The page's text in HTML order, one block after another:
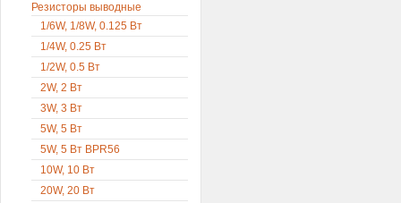
Резисторы выводные
1/6W, 1/8W, 0.125 Вт
1/4W, 0.25 Вт
1/2W, 0.5 Вт
2W, 2 Вт
3W, 3 Вт
5W, 5 Вт
5W, 5 Вт BPR56
10W, 10 Вт
20W, 20 Вт